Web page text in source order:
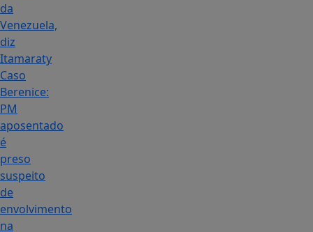
da
Venezuela,
diz
Itamaraty
Caso
Berenice:
PM
aposentado
é
preso
suspeito
de
envolvimento
na